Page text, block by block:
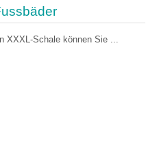
XXXL-Schale können Sie ...